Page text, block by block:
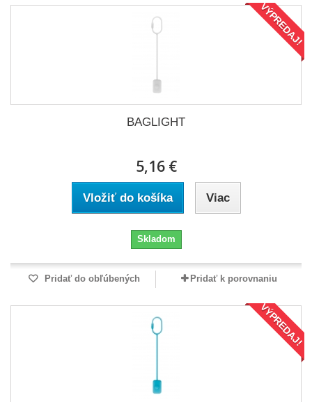
VÝPREDAJ!
BAGLIGHT
5,16 €
Vložiť do košíka Viac
Skladom
Pridať do obľúbených Pridať k porovnaniu
VÝPREDAJ!